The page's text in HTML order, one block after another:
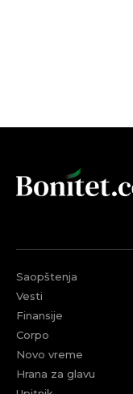
Saopštenja
Vesti
Finansije
Corpo
Novo vreme
Hrana za glavu